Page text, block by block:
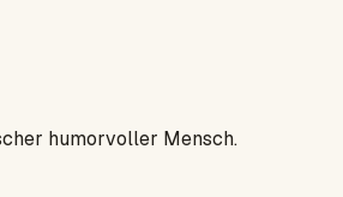
humorvoller Mensch.